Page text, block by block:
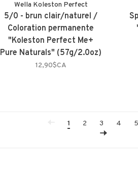
Wella Koleston Perfect
5/0 - brun clair/naturel /
Coloration permanente
"Koleston Perfect Me+
Pure Naturals" (57g/2.0oz)
12,90$CA
1 2 3 4 5